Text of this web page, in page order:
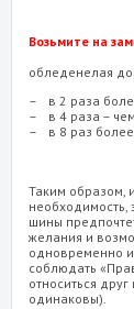
Возьмите на
обледенелая
в 2 раза
в 4 раза –
в 8 раз
Таким образом,
необходимость,
шины
желания и
одновременно
соблюдать
относиться
одинаковы).